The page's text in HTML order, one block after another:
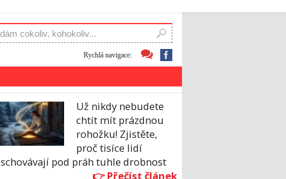
Rychlá navigace:
Už nikdy nebudete
chtít mít prázdnou
rohožku! Zjistěte,
proč tisíce lidí
schovávají pod práh tuhle drobnost